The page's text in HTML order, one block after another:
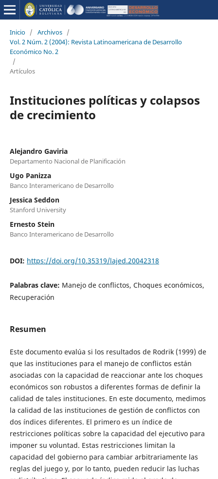
Inicio / Archivos /
Vol. 2 Núm. 2 (2004): Revista Latinoamericana de Desarrollo
Económico No. 2
/
Artículos
Instituciones políticas y colapsos
de crecimiento
Alejandro Gaviria
Departamento Nacional de Planificación
Ugo Panizza
Banco Interamericano de Desarrollo
Jessica Seddon
Stanford University
Ernesto Stein
Banco Interamericano de Desarrollo
DOI: https://doi.org/10.35319/lajed.20042318
Palabras clave: Manejo de conflictos, Choques económicos,
Recuperación
Resumen
Este documento evalúa si los resultados de Rodrik (1999) de
que las instituciones para el manejo de conflictos están
asociadas con la capacidad de reaccionar ante los choques
económicos son robustos a diferentes formas de definir la
calidad de tales instituciones. En este documento, medimos
la calidad de las instituciones de gestión de conflictos con
dos índices diferentes. El primero es un índice de
restricciones políticas sobre la capacidad del ejecutivo para
imponer su voluntad. Estas restricciones limitan la
capacidad del gobierno para cambiar arbitrariamente las
reglas del juego y, por lo tanto, pueden reducir las luchas